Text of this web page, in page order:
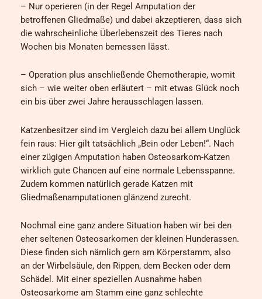
– Nur operieren (in der Regel Amputation der
betroffenen Gliedmaße) und dabei akzeptieren, dass sich
die wahrscheinliche Überlebenszeit des Tieres nach
Wochen bis Monaten bemessen lässt.
– Operation plus anschließende Chemotherapie, womit
sich – wie weiter oben erläutert – mit etwas Glück noch
ein bis über zwei Jahre herausschlagen lassen.
Katzenbesitzer sind im Vergleich dazu bei allem Unglück
fein raus: Hier gilt tatsächlich „Bein oder Leben!“. Nach
einer zügigen Amputation haben Osteosarkom-Katzen
wirklich gute Chancen auf eine normale Lebensspanne.
Zudem kommen natürlich gerade Katzen mit
Gliedmaßenamputationen glänzend zurecht.
Nochmal eine ganz andere Situation haben wir bei den
eher seltenen Osteosarkomen der kleinen Hunderassen.
Diese finden sich nämlich gern am Körperstamm, also
an der Wirbelsäule, den Rippen, dem Becken oder dem
Schädel. Mit einer speziellen Ausnahme haben
Osteosarkome am Stamm eine ganz schlechte